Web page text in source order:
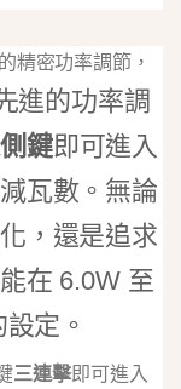
的精密功率調節，
進的功率調
鍵即可進入
瓦數。無論
，還是追求
在 6.0W 至
定。
三連擊即可進入